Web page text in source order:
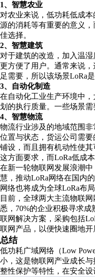
1、智慧农业
对农业来说，低功耗低成
源的消耗等有重要的意义
佳选择。
2、智慧建筑
对于建筑的改造，加入温
更方便了用户。通常来说
足需要，所以该场景LoRa
3、自动化制造
在自动化工业生产环境中
划的执行质量。一些场景
4、智慧物流
物流行业涉及的地域范围
位置与状态，货运公司需
铺设，而且拥有机动性使
这方面要求，而LoRa低成
在新一轮物联网发展浪潮
慧，推动LoRa网络在国内
网络也将成为全球LoRa布
目前，全球两大主流物联
悉，70%的企业积极寻求
联网解决方案，采购包括
联网产品，以便快速圈地
总结
低功耗广域网络（Low
小，这是物联网产业成长
整性保护等特性，在安全